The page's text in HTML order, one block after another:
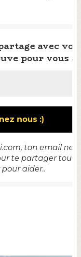
avec
pour vous
ton email ne
te partager tout
aider..